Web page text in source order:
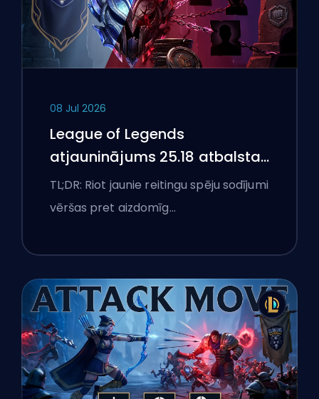
08 Jul 2026
League of Legends
atjauninājums 25.18 atbalsta
aizliegumus un boostēšanas
karogus
TL;DR: Riot jaunie reitingu spēju sodījumi
vēršas pret aizdomīg…